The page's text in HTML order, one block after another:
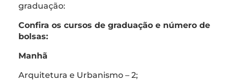
graduação:
Confira os cursos de graduação e número de
bolsas:
Manhã
Arquitetura e Urbanismo – 2;